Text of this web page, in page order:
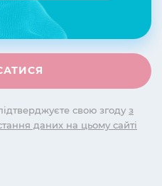
свою згоду з
даних на цьому сайті